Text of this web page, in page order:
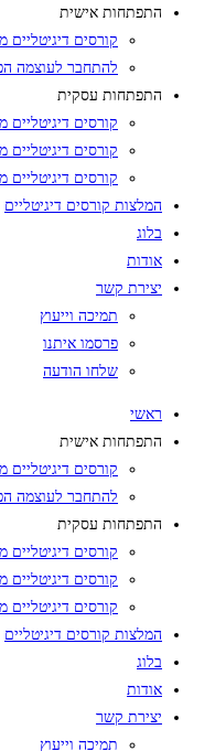
התפתחות אישית
קורסים
להתחבר לעוצמה
התפתחות עסקית
קורסים דיגיטליים
קורסים
קורסים דיגיטליים
המלצות קורסים דיגיטליים
בלוג
אודות
יצירת קשר
תמיכה וייעוץ
פרסמו איתנו
שלחו הודעה
ראשי
התפתחות אישית
קורסים
להתחבר לעוצמה
התפתחות עסקית
קורסים דיגיטליים
קורסים
קורסים דיגיטליים
המלצות קורסים דיגיטליים
בלוג
אודות
יצירת קשר
תמיכה וייעוץ